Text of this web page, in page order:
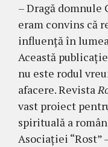
– Dragă domnule
eram convins că
influenţă în
Această
nu este rodul
afacere. Revista
vast proiect
spirituală a
Asociaţiei “Rost”